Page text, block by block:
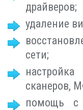
драйверов;
удаление
сети;
сканеров,
помощь с